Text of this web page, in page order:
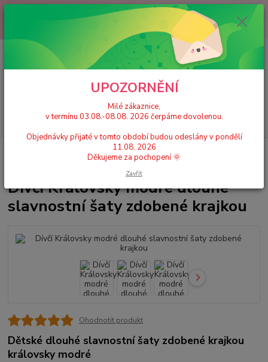
Milé zákaznice, v termínu 03.08.-08.08. 2026 čerpáme dovolenou.
Objednávky přijaté v tomto období budou odeslány v pondělí 11.08.
2026 Děkujeme za pochopení 🌞
CZK
Hledat
+420 777 224 390
(Po-Pá, 9-17 hod.)
0 Kč
Dětské šaty pro družičku a doplňky
Dívčí Královsky modré dlouhé
slavnostní šaty zdobené krajkou
Dívčí Královsky modré dlouhé
slavnostní šaty zdobené krajkou
Ohodnotit produkt
Dětské dlouhé slavnostní šaty zdobené krajkou
královsky modré
UPOZORNĚNÍ
Milé zákaznice,
v termínu 03.08.-08.08. 2026 čerpáme dovolenou.
Objednávky přijaté v tomto období budou odeslány v pondělí
11.08. 2026
Děkujeme za pochopení 🌞
Zavřít